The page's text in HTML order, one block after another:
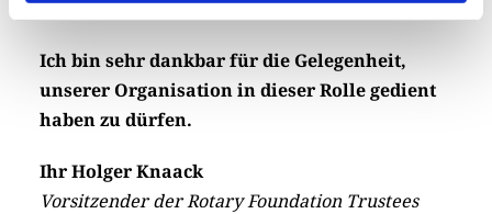
Chance.
Ich bin sehr dankbar für die Gelegenheit,
unserer Organisation in dieser Rolle gedient
haben zu dürfen.
Ihr Holger Knaack
Vorsitzender der Rotary Foundation Trustees